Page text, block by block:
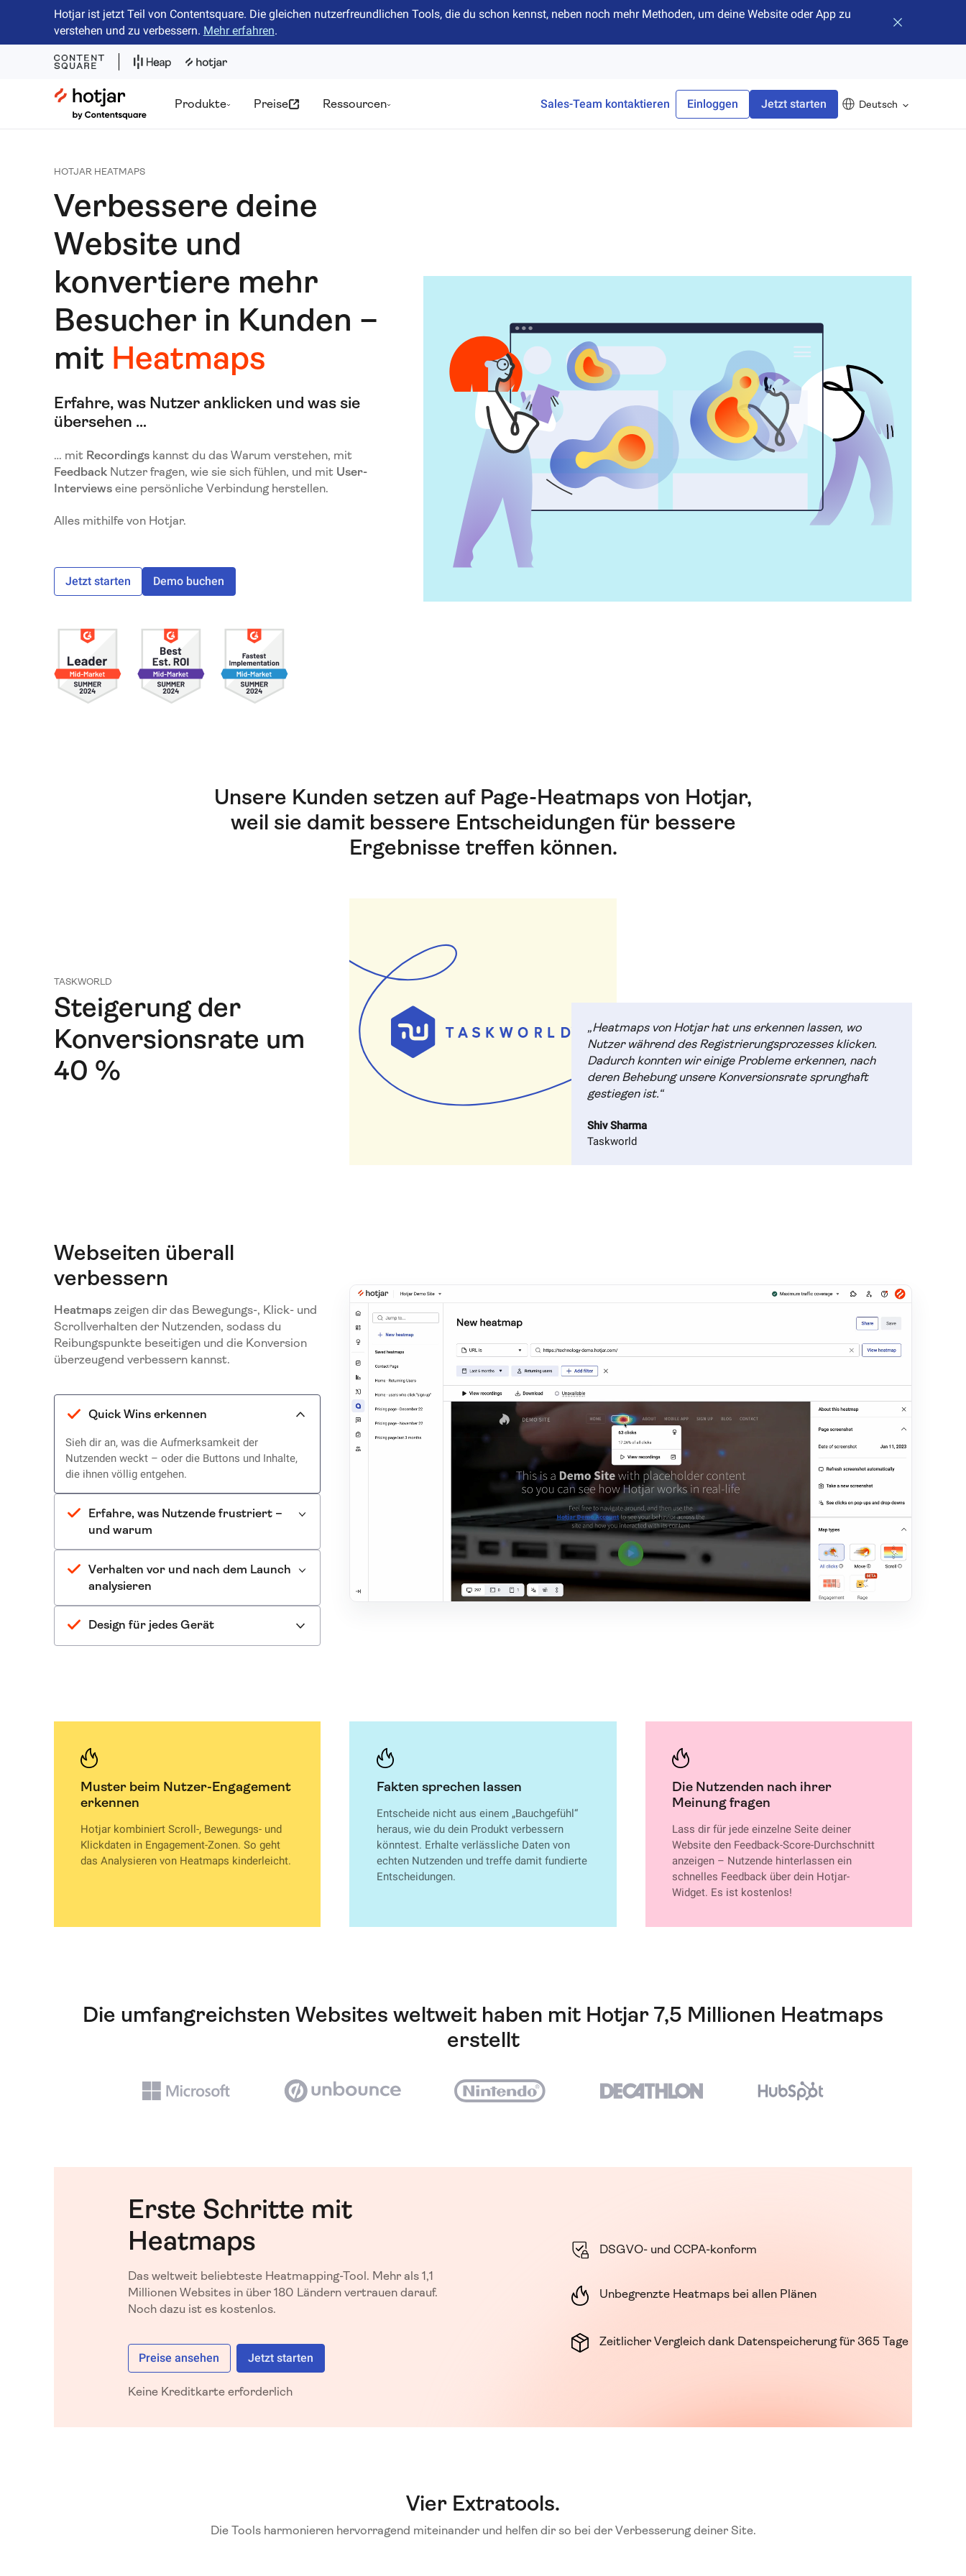
Hotjar ist jetzt Teil von Contentsquare. Die gleichen nutzerfreundlichen Tools, die du schon kennst, neben noch mehr Methoden, um deine Website oder App zu
verstehen und zu verbessern. Mehr erfahren. Banner
Hotjar Logo
Produkte Preise Ressourcen Sales-Team kontaktieren Einloggen Jetzt starten Deutsch
HOTJAR HEATMAPS
Verbessere deine
Website und
konvertiere mehr
Besucher in Kunden –
mit Heatmaps
Erfahre, was Nutzer anklicken und was sie
übersehen …
… mit Recordingskannst du das Warum verstehen, mit
FeedbackNutzer fragen, wie sie sich fühlen, und mit User-
Interviewseine persönliche Verbindung herstellen.
Alles mithilfe von Hotjar.
Jetzt starten Demo buchen
Unsere Kunden setzen auf Page-Heatmaps von Hotjar,
weil sie damit bessere Entscheidungen für bessere
Ergebnisse treffen können.
TASKWORLD
Steigerung der
Konversionsrate um
40 %
„Heatmaps von Hotjar hat uns erkennen lassen, wo
Nutzer während des Registrierungsprozesses klicken.
Dadurch konnten wir einige Probleme erkennen, nach
deren Behebung unsere Konversionsrate sprunghaft
gestiegen ist.“
Shiv Sharma
Taskworld
Webseiten überall
verbessern
Heatmapszeigen dir das Bewegungs-, Klick- und
Scrollverhalten der Nutzenden, sodass du
Reibungspunkte beseitigen und die Konversion
überzeugend verbessern kannst.
Quick Wins erkennen
Sieh dir an, was die Aufmerksamkeit der
Nutzenden weckt – oder die Buttons und Inhalte,
die ihnen völlig entgehen.
Erfahre, was Nutzende frustriert –
und warum
Verhalten vor und nach dem Launch
analysieren
Design für jedes Gerät
Muster beim Nutzer-Engagement
erkennen
Hotjar kombiniert Scroll-, Bewegungs- und
Klickdaten in Engagement-Zonen. So geht
das Analysieren von Heatmaps kinderleicht.
Fakten sprechen lassen
Entscheide nicht aus einem „Bauchgefühl“
heraus, wie du dein Produkt verbessern
könntest. Erhalte verlässliche Daten von
echten Nutzenden und treffe damit fundierte
Entscheidungen.
Die Nutzenden nach ihrer
Meinung fragen
Lass dir für jede einzelne Seite deiner
Website den Feedback-Score-Durchschnitt
anzeigen – Nutzende hinterlassen ein
schnelles Feedback über dein Hotjar-
Widget. Es ist kostenlos!
Die umfangreichsten Websites weltweit haben mit Hotjar 7,5 Millionen Heatmaps
erstellt
Erste Schritte mit
Heatmaps
Das weltweit beliebteste Heatmapping-Tool. Mehr als 1,1
Millionen Websites in über 180 Ländern vertrauen darauf.
Noch dazu ist es kostenlos.
Preise ansehen Jetzt starten
Keine Kreditkarte erforderlich
DSGVO- und CCPA-konform
Unbegrenzte Heatmaps bei allen Plänen
Zeitlicher Vergleich dank Datenspeicherung für 365 Tage
Vier Extratools.
Die Tools harmonieren hervorragend miteinander und helfen dir so bei der Verbesserung deiner Site.